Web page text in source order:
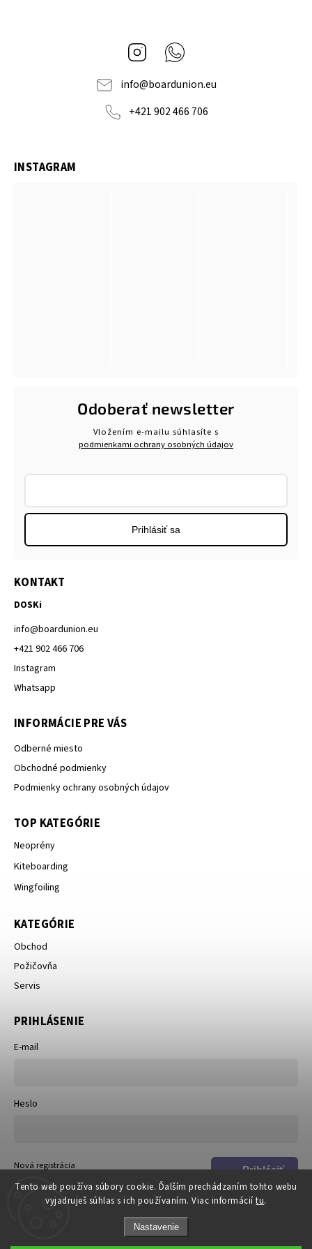
Tento web používa súbory cookie. Ďalším prechádzaním tohto webu
vyjadruješ súhlas s ich používaním. Viac informáciítu.
Nastavenie
Instagram
info@boardunion.eu
+421 902 466 706
KONTAKT
DOSKi
info@boardunion.eu
+421 902 466 706
Instagram
Whatsapp
INSTAGRAM
INFORMÁCIE PRE VÁS
Odberné miesto
Obchodné podmienky
Podmienky ochrany osobných údajov
TOP KATEGÓRIE
Neoprény
Kiteboarding
Wingfoiling
KATEGÓRIE
Obchod
Požičovňa
Servis
PRIHLÁSENIE
E-mail
Heslo
Prihlásiť
sa
Nová registrácia
Zabudnuté heslo
Odoberať newsletter
Vložením e-mailu súhlasíte s
podmienkami ochrany osobných údajov
Prihlásiť sa